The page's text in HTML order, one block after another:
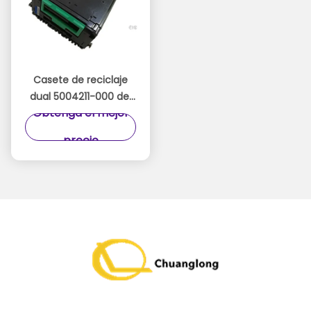
Casete de reciclaje
dual 5004211-000 del
LENGUADO de la caja
Omron
Obtenga el mejor
precio